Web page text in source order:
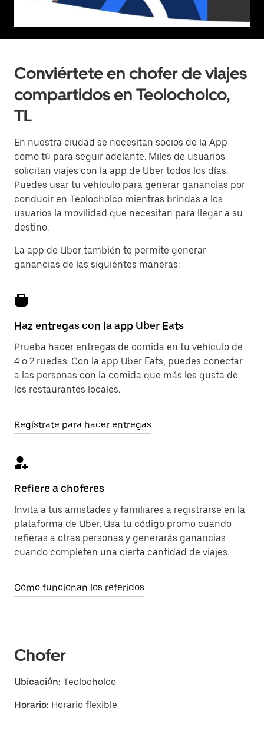
Conviértete en chofer de viajes
compartidos en Teolocholco,
TL
En nuestra ciudad se necesitan socios de la App
como tú para seguir adelante. Miles de usuarios
solicitan viajes con la app de Uber todos los días.
Puedes usar tu vehículo para generar ganancias por
conducir en Teolocholco mientras brindas a los
usuarios la movilidad que necesitan para llegar a su
destino.
La app de Uber también te permite generar
ganancias de las siguientes maneras:
Haz entregas con la app Uber Eats
Prueba hacer entregas de comida en tu vehículo de
4 o 2 ruedas. Con la app Uber Eats, puedes conectar
a las personas con la comida que más les gusta de
los restaurantes locales.
Regístrate para hacer entregas
Refiere a choferes
Invita a tus amistades y familiares a registrarse en la
plataforma de Uber. Usa tu código promo cuando
refieras a otras personas y generarás ganancias
cuando completen una cierta cantidad de viajes.
Cómo funcionan los referidos
Chofer
Ubicación: Teolocholco
Horario: Horario flexible